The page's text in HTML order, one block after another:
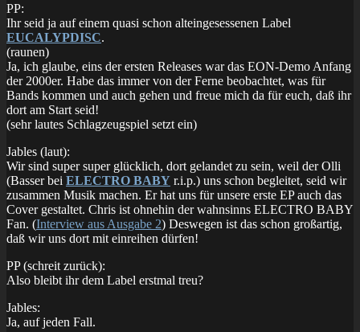
PP:
Ihr seid ja auf einem quasi schon alteingesessenen Label
EUCALYPDISC.
(raunen)
Ja, ich glaube, eins der ersten Releases war das EON-Demo Anfang
der 2000er. Habe das immer von der Ferne beobachtet, was für
Bands kommen und auch gehen und freue mich da für euch, daß ihr
dort am Start seid!
(sehr lautes Schlagzeugspiel setzt ein)
Jables (laut):
Wir sind super super glücklich, dort gelandet zu sein, weil der Olli
(Basser bei ELECTRO BABY r.i.p.) uns schon begleitet, seid wir
zusammen Musik machen. Er hat uns für unsere erste EP auch das
Cover gestaltet. Chris ist ohnehin der wahnsinns ELECTRO BABY
Fan. (Interview aus Ausgabe 2) Deswegen ist das schon großartig,
daß wir uns dort mit einreihen dürfen!
PP (schreit zurück):
Also bleibt ihr dem Label erstmal treu?
Jables:
Ja, auf jeden Fall.